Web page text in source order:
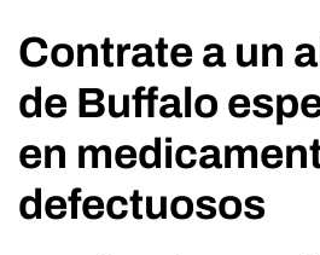
Contrate a un
de Buffalo
en
defectuosos